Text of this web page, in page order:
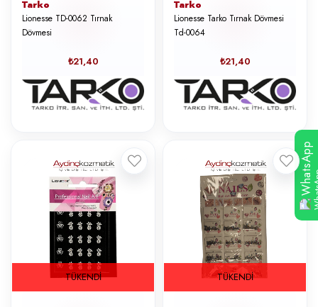
Tarko
Lionesse TD-0062 Tırnak
Dövmesi
₺21,40
Tarko
Lionesse Tarko Tırnak Dövmesi
Td-0064
₺21,40
TÜKENDI TÜKENDI
WhatsApp